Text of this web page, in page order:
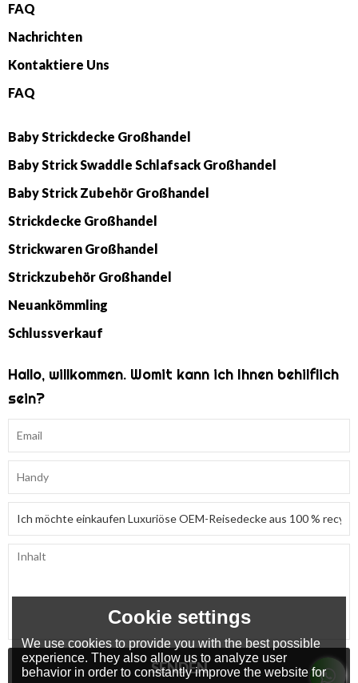
FAQ
Nachrichten
Kontaktiere Uns
FAQ
Baby Strickdecke Großhandel
Baby Strick Swaddle Schlafsack Großhandel
Baby Strick Zubehör Großhandel
Strickdecke Großhandel
Strickwaren Großhandel
Strickzubehör Großhandel
Neuankömmling
Schlussverkauf
Hallo, willkommen. Womit kann ich Ihnen behilflich
sein?
SENDEN
Cookie settings
We use cookies to provide you with the best possible
experience. They also allow us to analyze user
behavior in order to constantly improve the website for